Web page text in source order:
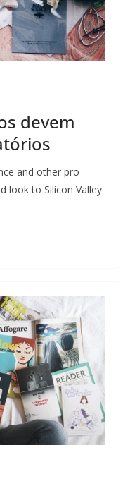
devem
and other pro
look to Silicon Valley